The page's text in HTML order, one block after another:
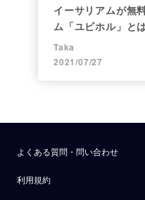
イーサリアムが無
ム「ユビホル」と
Taka
2021/07/27
よくある質問・問い合わせ
利用規約